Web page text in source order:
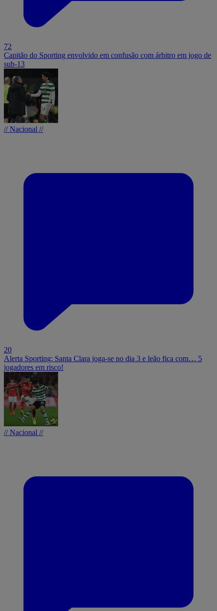
72
Capitão do Sporting envolvido em confusão com árbitro em jogo de
sub-13
// Nacional //
20
Alerta Sporting: Santa Clara joga-se no dia 3 e leão fica com… 5
jogadores em risco!
// Nacional //